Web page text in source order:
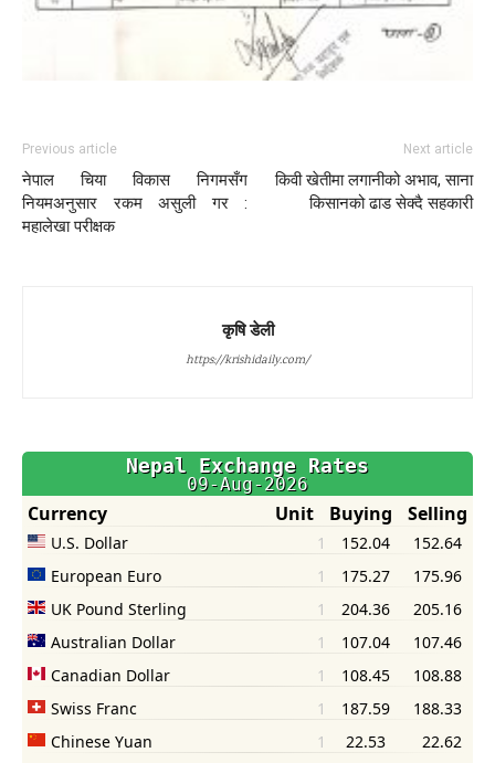
Previous article
नेपाल चिया विकास निगमसँग
नियमअनुसार रकम असुली गर :
महालेखा परीक्षक
Next article
किवी खेतीमा लगानीको अभाव, साना
किसानको ढाड सेक्दै सहकारी
कृषि डेली
https://krishidaily.com/